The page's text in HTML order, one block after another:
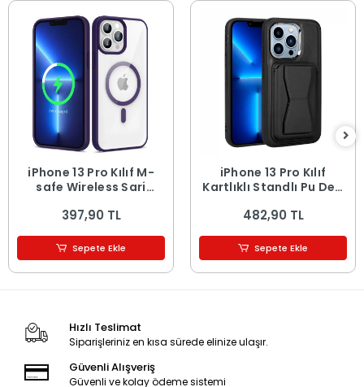
iPhone 13 Pro Kılıf M-
safe Wireless Şarj
Kapak
397,90 TL
Sepete Ekle
iPhone 13 Pro Kılıf
Kartlıklı Standlı ​Pu Deri
482,90 TL
Sepete Ekle
Hızlı Teslimat
Siparişleriniz en kısa sürede elinize ulaşır.
Güvenli Alışveriş
Güvenli ve kolay ödeme sistemi